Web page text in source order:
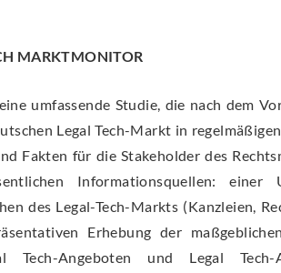
MARKTMONITOR
umfassende Studie, die nach dem
Legal Tech-Markt in
Fakten für die Stakeholder des
Informationsquellen: einer
des Legal-Tech-Markts (Kanzleien,
Erhebung der
Tech-Angeboten und Legal